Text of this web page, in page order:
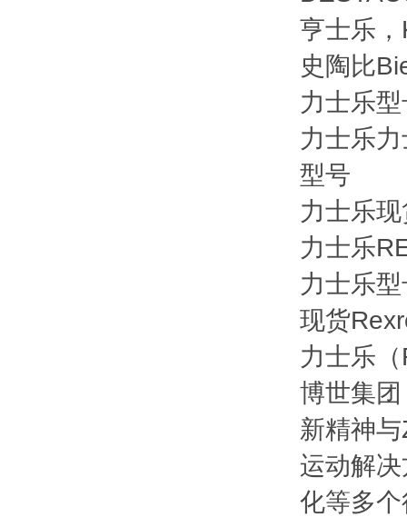
亨士乐
史陶比
力士乐
力士乐
型号
力士乐
力士乐
力士乐
现货
力士乐
博世集
新精神
运动解
化等多